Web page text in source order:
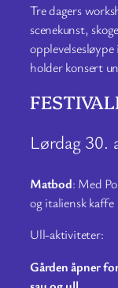
Tre dagers
scenekunst,
holder konsert
Lørdag 30.
Matbod: Med
og italiensk kaffe
Ull-aktiviteter:
Gården åpner